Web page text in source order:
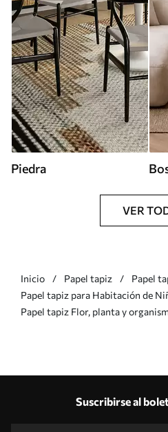
Piedra
VER
Inicio Papel tapiz
Papel
Papel tapiz para Habitación de
Papel tapiz Flor, planta y
Suscribirse al